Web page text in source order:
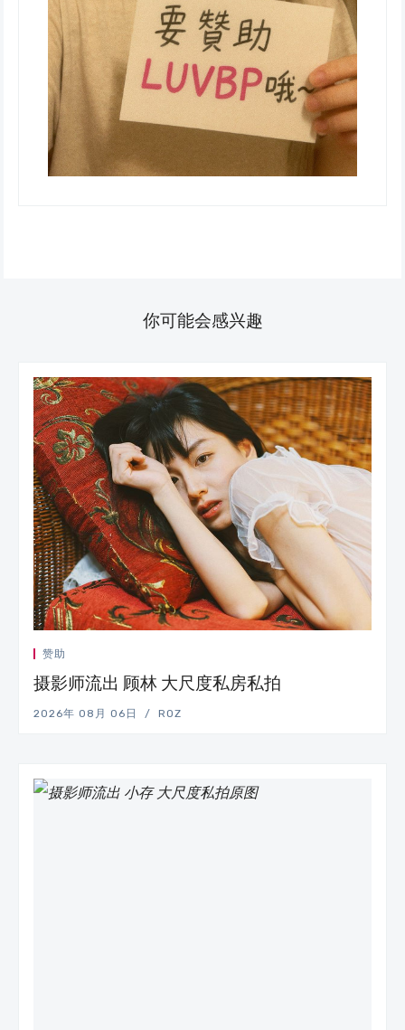
你可能会感兴趣
赞助
摄影师流出 顾林 大尺度私房私拍
2026年 08月 06日 ROZ